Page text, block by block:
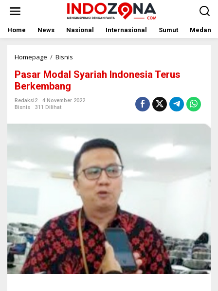
Home News Nasional Internasional Sumut Medan
Homepage / Bisnis
Syariah
Indonesia
Berkembang
Pasar Modal Syariah Indonesia Terus
Berkembang
Redaksi2
4 November 2022
Bisnis
311 Dilihat